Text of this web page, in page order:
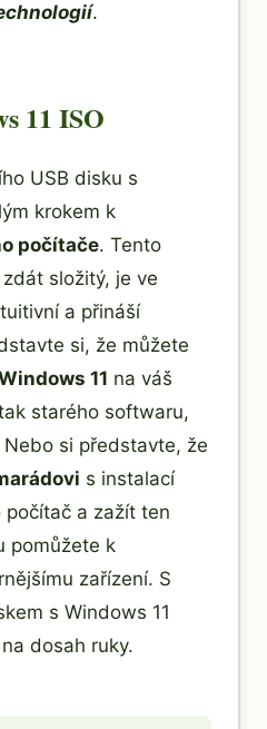
.
11 ISO
USB disku s
krokem k
počítače. Tento
složitý, je ve
a přináší
si, že můžete
11 na váš
starého softwaru,
si představte, že
s instalací
počítač a zažít ten
pomůžete k
zařízení. S
s Windows 11
dosah ruky.